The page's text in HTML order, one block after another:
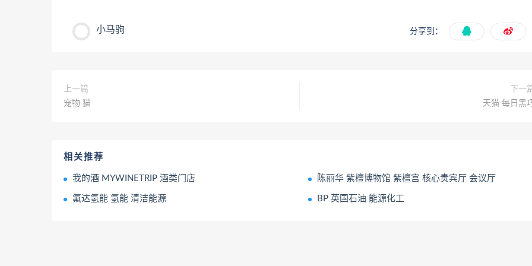
小马驹 分享到：
上一篇
宠物 猫
下一
天猫 每日黑
相关推荐
我的酒 MYWINETRIP 酒类门店 陈丽华 紫檀博物馆 紫檀宫 核心贵宾厅 会议厅
氟达氢能 氢能 清洁能源 BP 英国石油 能源化工